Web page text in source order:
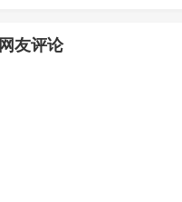
网友评论